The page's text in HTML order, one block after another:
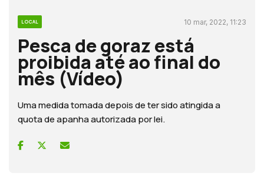
LOCAL 10 mar, 2022, 11:23
Pesca de goraz está
proibida até ao final do
mês (Vídeo)
Uma medida tomada depois de ter sido atingida a
quota de apanha autorizada por lei.